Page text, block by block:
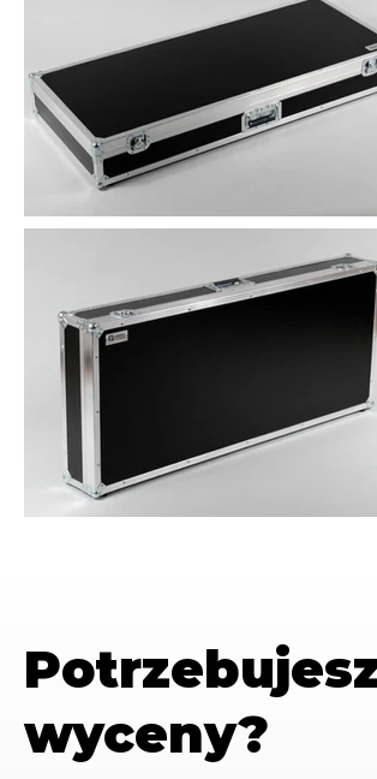
wyceny?